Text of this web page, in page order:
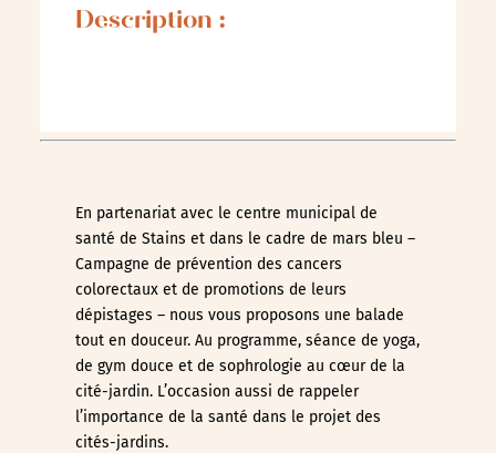
Description :
En partenariat avec le centre municipal de
santé de Stains et dans le cadre de mars bleu –
Campagne de prévention des cancers
colorectaux et de promotions de leurs
dépistages – nous vous proposons une balade
tout en douceur. Au programme, séance de yoga,
de gym douce et de sophrologie au cœur de la
cité-jardin. L’occasion aussi de rappeler
l’importance de la santé dans le projet des
cités-jardins.